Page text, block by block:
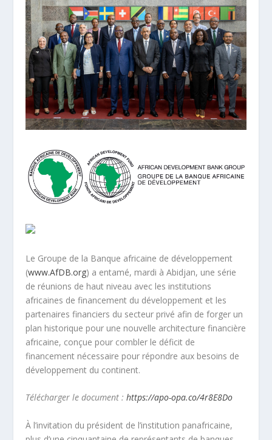
Le Groupe de la Banque africaine de développement
(www.AfDB.org) a entamé, mardi à Abidjan, une série
de réunions de haut niveau avec les institutions
africaines de financement du développement et les
partenaires financiers du secteur privé afin de forger un
plan historique pour une nouvelle architecture financière
africaine, conçue pour combler le déficit de
financement nécessaire pour répondre aux besoins de
développement du continent.
Télécharger le document : https://apo-opa.co/4r8E8Do
À l’invitation du président de l’institution panafricaine,